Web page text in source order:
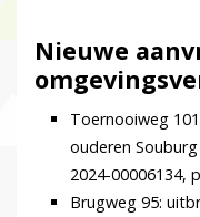
Nieuwe
Toernooiweg
ouderen
2024-00006134,
Brugweg 95: